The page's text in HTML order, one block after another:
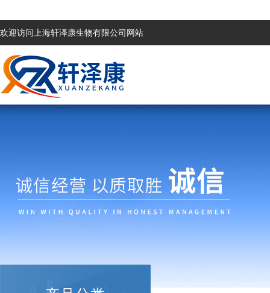
欢迎访问上海轩泽康生物有限公司网站